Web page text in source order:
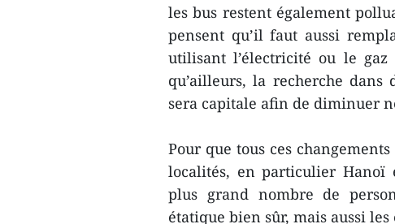
les bus restent également
pensent qu’il faut aussi
utilisant l’électricité ou le
qu’ailleurs, la recherche dans
sera capitale afin de diminuer
Pour que tous ces
localités, en particulier
plus grand nombre de
étatique bien sûr, mais aussi